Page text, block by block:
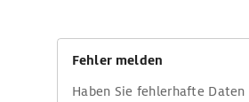
Fehler melden
Haben Sie fehlerhafte